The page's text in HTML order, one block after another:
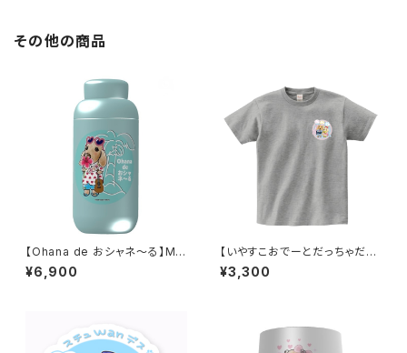
その他の商品
【Ohana de おシャネ～る】Mal
uttoサーモステンレスボトル 40
0ml
¥6,900
【いやすこおでーとだっちゃだれ
～♡】ワンポイントTシャツ／杢
グレー
¥3,300